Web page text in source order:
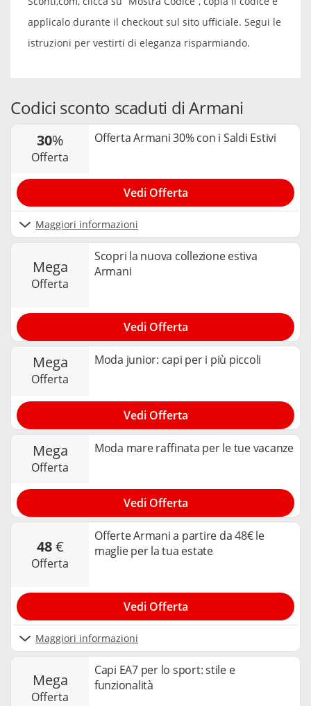
applicalo durante il checkout sul sito ufficiale. Segui le
istruzioni per vestirti di eleganza risparmiando.
Codici sconto scaduti di Armani
30%
offerta
Offerta Armani 30% con i Saldi Estivi
Maggiori informazioni
Vedi Offerta
mega
offerta
Scopri la nuova collezione estiva
Armani
Vedi Offerta
mega
offerta
Moda junior: capi per i più piccoli
Vedi Offerta
mega
offerta
Moda mare raffinata per le tue vacanze
Vedi Offerta
48€
offerta
Offerte Armani a partire da 48€ le
maglie per la tua estate
Maggiori informazioni
Vedi Offerta
mega
offerta
Capi EA7 per lo sport: stile e
funzionalità